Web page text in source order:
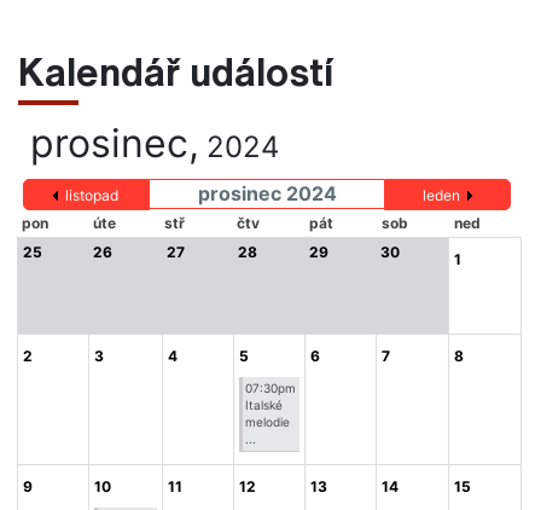
Kalendář událostí
prosinec, 2024
listopad prosinec 2024
leden
pon
úte stř čtv pát sob
ned
25
26 27 28 29 30 1
2 3 4 5
07:30pm
Italské
melodie
6 7 8
9 10 11 12 13 14 15